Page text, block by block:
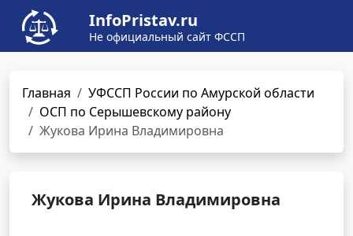
InfoPristav.ru
Не официальный сайт ФССП
Главная
УФССП России по Амурской области
ОСП по Серышевскому району
Жукова Ирина Владимировна
Жукова Ирина Владимировна